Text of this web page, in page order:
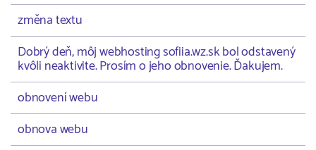
změna textu
Dobrý deň, môj webhosting sofiia.wz.sk bol odstavený
kvôli neaktivite. Prosím o jeho obnovenie. Ďakujem.
obnovení webu
obnova webu